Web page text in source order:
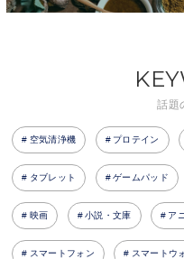
話題
空気清浄機 プロテイン
タブレット ゲームパッド
映画 小説・文庫 ア
スマートフォン スマートウ